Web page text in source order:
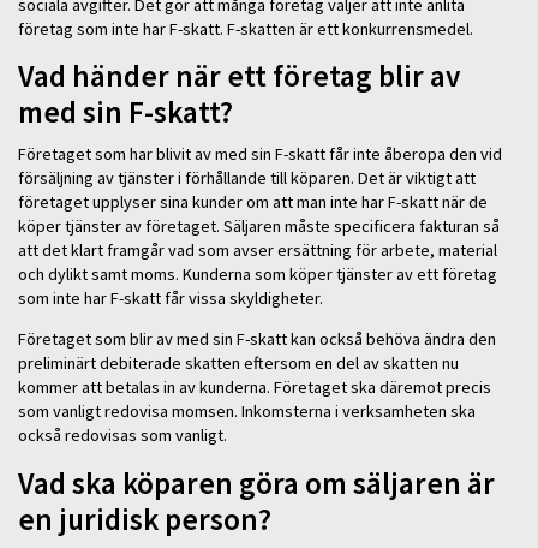
sociala avgifter. Det gör att många företag väljer att inte anlita
företag som inte har F-skatt. F-skatten är ett konkurrensmedel.
Vad händer när ett företag blir av
med sin F-skatt?
Företaget som har blivit av med sin F-skatt får inte åberopa den vid
försäljning av tjänster i förhållande till köparen. Det är viktigt att
företaget upplyser sina kunder om att man inte har F-skatt när de
köper tjänster av företaget. Säljaren måste specificera fakturan så
att det klart framgår vad som avser ersättning för arbete, material
och dylikt samt moms. Kunderna som köper tjänster av ett företag
som inte har F-skatt får vissa skyldigheter.
Företaget som blir av med sin F-skatt kan också behöva ändra den
preliminärt debiterade skatten eftersom en del av skatten nu
kommer att betalas in av kunderna. Företaget ska däremot precis
som vanligt redovisa momsen. Inkomsterna i verksamheten ska
också redovisas som vanligt.
Vad ska köparen göra om säljaren är
en juridisk person?